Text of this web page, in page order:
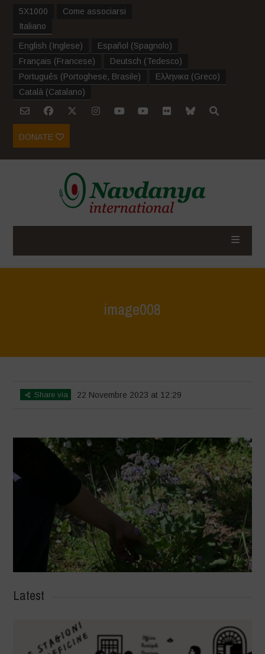
5X1000
Come associarsi
Italiano
English (Inglese) Español (Spagnolo)
Français (Francese) Deutsch (Tedesco)
Português (Portoghese, Brasile) Ελληνικα (Greco)
Català (Catalano)
DONATE
image008
Share via 22 Novembre 2023 at 12:29
Latest